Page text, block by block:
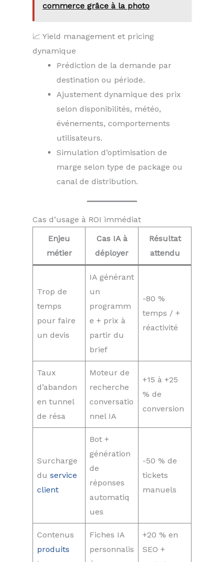
commerce grâce à la photo
📈 Yield management et pricing
dynamique
Prédiction de la demande par
destination ou période.
Ajustement dynamique des prix
selon disponibilités, météo,
événements, comportements
utilisateurs.
Simulation d’optimisation de
marge selon type de package ou
canal de distribution.
Cas d’usage à ROI immédiat
Enjeu
métier
Cas IA à
déployer
Résultat
attendu
Trop de
temps
pour faire
un devis
IA générant
un
programm
e + prix à
partir du
brief
-80 %
temps / +
réactivité
Taux
d’abandon
en tunnel
de résa
Moteur de
recherche
conversatio
nnel IA
+15 à +25
% de
conversion
Surcharge
du service
client
Bot +
génération
de
réponses
automatiq
ues
-50 % de
tickets
manuels
Contenus
produits
Fiches IA
personnalis
+20 % en
SEO +